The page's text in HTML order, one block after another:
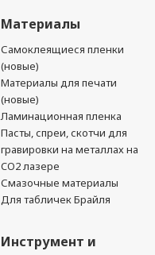
Материалы
Самоклеящиеся пленки
(новые)
Материалы для печати
(новые)
Ламинационная пленка
Пасты, спреи, скотчи для
гравировки на металлах на
CO2 лазере
Смазочные материалы
Для табличек Брайля
Инструмент и